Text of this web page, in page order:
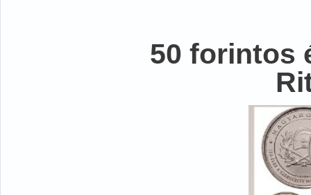
50 forintos